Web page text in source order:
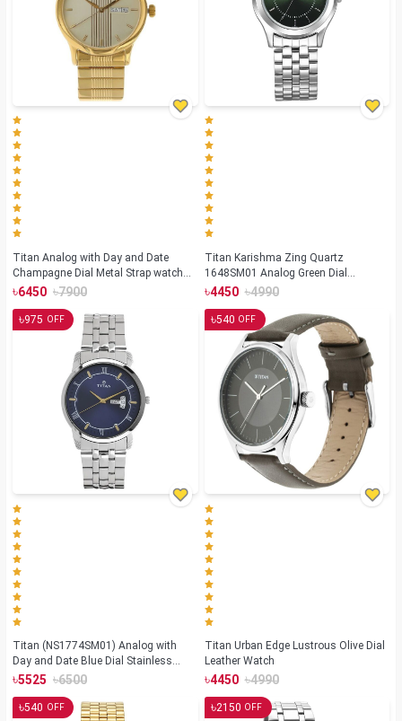
Titan Analog with Day and Date
Champagne Dial Metal Strap watch
for Men (NS-1580YM05)
৳6450 ৳7900
Titan Karishma Zing Quartz
1648SM01 Analog Green Dial
Stainless Steel Strap Watch for Men
৳4450 ৳4990
৳975 OFF
Titan (NS1774SM01) Analog with
Day and Date Blue Dial Stainless
Steel Strap watch for Men
৳5525 ৳6500
৳540 OFF
Titan Urban Edge Lustrous Olive Dial
Leather Watch
৳4450 ৳4990
৳540 OFF ৳2150 OFF